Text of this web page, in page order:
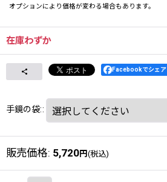
オプションにより価格が変わる場合もあります。
在庫わずか
Facebookでシェア
手鏡の袋::
販売価格: 5,720円 (税込)